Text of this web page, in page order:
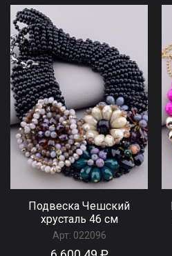
Подвеска Чешский
хрусталь 46 см
Арт: 022096